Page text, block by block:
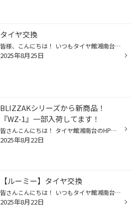
タイヤ交換
皆様、こんにちは！ いつもタイヤ館湘南台のHPをご覧いただきありがとうございます。 今回はパタイヤ交換をご紹介いたします。 パンクの状況 ご来店いただいた際にお客様から 「走っていると一定の周期で上下に揺れるから心配なので点検してほしい」 とご相談いただきましたので点検してみると、、...
2025年8月25日
BLIZZAKシリーズから新商品！
『WZ-1』一部入荷してます！
皆さんこんにちは！ タイヤ館湘南台のHPをご覧いただきありがとうございます。 既にブリヂストンのHPなどには掲載されておりますが、 BLIZZAKシリーズから新商品であるWZ-1が登場！ 今回はそのWZ-1のご紹介です！ BLIZZAK WZ-1 1.新トレッドパタンの溝で水を除去 2.発砲ゴムの気泡で水を除去 3.親水...
2025年8月22日
【ルーミー】タイヤ交換
皆さんこんにちは！ いつもタイヤ館湘南台のHPをご覧いただきありがとうございます。 本日は、ルーミーのタイヤ交換を紹介します。 タイヤ交換 今回使用するタイヤは セイバーリングを使用します。 こちらのタイヤは費用をなるべく抑えたいという方にはお勧めのタイヤです！ タイヤ交換完了後お客様...
2025年8月22日